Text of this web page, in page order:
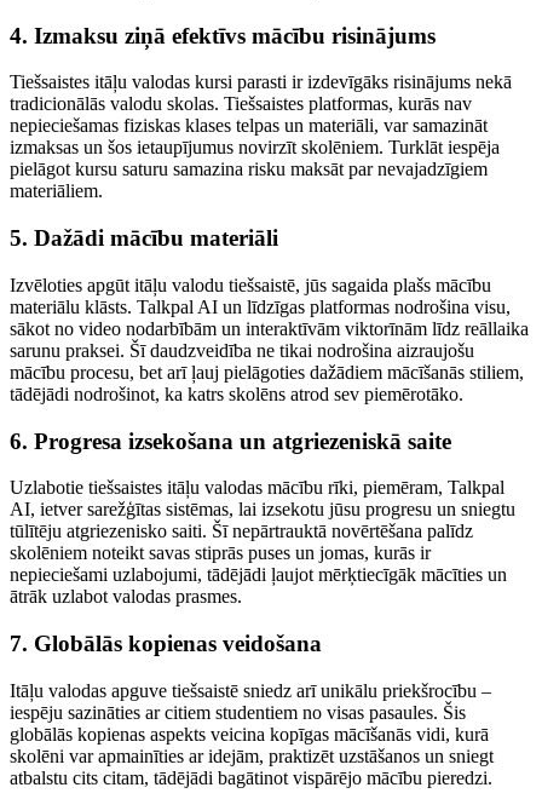
4. Izmaksu ziņā efektīvs mācību risinājums
Tiešsaistes itāļu valodas kursi parasti ir izdevīgāks risinājums nekā
tradicionālās valodu skolas. Tiešsaistes platformas, kurās nav
nepieciešamas fiziskas klases telpas un materiāli, var samazināt
izmaksas un šos ietaupījumus novirzīt skolēniem. Turklāt iespēja
pielāgot kursu saturu samazina risku maksāt par nevajadzīgiem
materiāliem.
5. Dažādi mācību materiāli
Izvēloties apgūt itāļu valodu tiešsaistē, jūs sagaida plašs mācību
materiālu klāsts. Talkpal AI un līdzīgas platformas nodrošina visu,
sākot no video nodarbībām un interaktīvām viktorīnām līdz reāllaika
sarunu praksei. Šī daudzveidība ne tikai nodrošina aizraujošu
mācību procesu, bet arī ļauj pielāgoties dažādiem mācīšanās stiliem,
tādējādi nodrošinot, ka katrs skolēns atrod sev piemērotāko.
6. Progresa izsekošana un atgriezeniskā saite
Uzlabotie tiešsaistes itāļu valodas mācību rīki, piemēram, Talkpal
AI, ietver sarežģītas sistēmas, lai izsekotu jūsu progresu un sniegtu
tūlītēju atgriezenisko saiti. Šī nepārtrauktā novērtēšana palīdz
skolēniem noteikt savas stiprās puses un jomas, kurās ir
nepieciešami uzlabojumi, tādējādi ļaujot mērķtiecīgāk mācīties un
ātrāk uzlabot valodas prasmes.
7. Globālās kopienas veidošana
Itāļu valodas apguve tiešsaistē sniedz arī unikālu priekšrocību –
iespēju sazināties ar citiem studentiem no visas pasaules. Šis
globālās kopienas aspekts veicina kopīgas mācīšanās vidi, kurā
skolēni var apmainīties ar idejām, praktizēt uzstāšanos un sniegt
atbalstu cits citam, tādējādi bagātinot vispārējo mācību pieredzi.